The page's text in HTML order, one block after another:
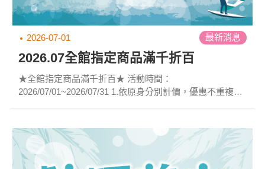
2026-07-01 最新消息
2026.07全館指定商品滿千折百
★全館指定商品滿千折百★ 活動時間：
2026/07/01~2026/07/31 1.依原身分別計價，優惠不重複，
活動詳細方案，請洽各門市人員。 ※以上活動札幌門市均
不參與。 ※本公司保有活動修正、暫停、終止及最終解釋
活動使用之權利。...